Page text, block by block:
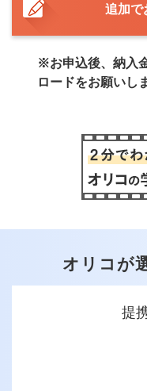
追加で
※お申込後、納入
ロードをお願いし
オリコが
提